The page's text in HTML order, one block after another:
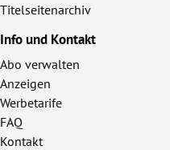
Titelseitenarchiv
Info und Kontakt
Abo verwalten
Anzeigen
Werbetarife
FAQ
Kontakt